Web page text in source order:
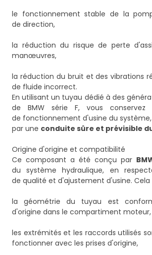
le fonctionnement stable de la
de direction,
la réduction du risque de perte
manœuvres,
la réduction du bruit et des vibrations
de fluide incorrect.
En utilisant un tuyau dédié à des
de BMW série F, vous conservez
de fonctionnement d'usine du
par une conduite sûre et prévisible
Origine d'origine et compatibilité
Ce composant a été conçu par
du système hydraulique, en
de qualité et d'ajustement d'usine. Cela
la géométrie du tuyau est
d'origine dans le compartiment moteur,
les extrémités et les raccords utilisés
fonctionner avec les prises d'origine,